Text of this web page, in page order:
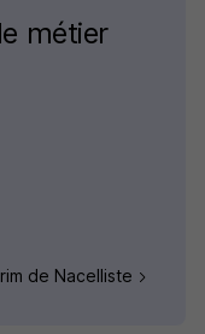
métier
de Nacelliste